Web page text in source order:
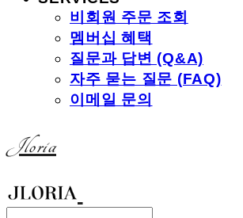
비회원 주문 조회
멤버십 혜택
질문과 답변 (Q&A)
자주 묻는 질문 (FAQ)
이메일 문의
Jloria